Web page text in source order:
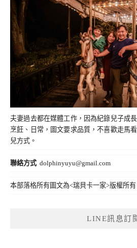
夫妻過去都在媒體工作，因為紀錄兒子成
烹飪、日常，圖文要求品質，不喜歡走馬
兒方式。
聯絡方式 dolphinyuyu@gmail.com
本部落格所有圖文為<瑞貝卡一家>版權所
LINE訊息訂